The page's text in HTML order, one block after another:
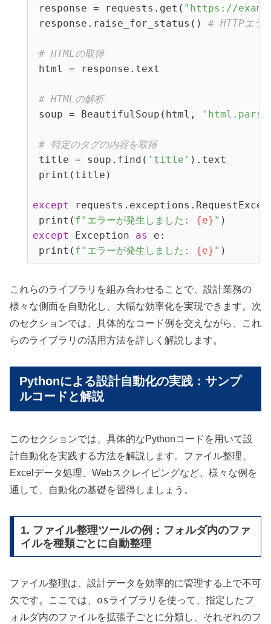
response = requests.get( "https://
response.raise_for_status() # HTTPエラ
# HTMLの取得
html = response.text
# HTMLの解析
soup = BeautifulSoup(html,
# 特定のタグの内容を取得
title = soup.find( 'title' ).text
print(title)
except
print( f"エラーが発生しました: {e} "
except
Exception as
e:
print( f"エラーが発生しました: {e} "
これらのライブラリを組み合わせることで、設計業務の
様々な側面を自動化し、大幅な効率化を実現できます。次
のセクションでは、具体的なコード例を交えながら、これ
らのライブラリの活用方法を詳しく解説します。
Pythonによる設計自動化の実践：サンプ
ルコードと解説
このセクションでは、具体的なPythonコードを用いて設
計自動化を実践する方法を解説します。ファイル整理、
Excelデータ処理、Webスクレイピングなど、様々な例を
通して、自動化の基礎を習得しましょう。
1. ファイル整理ツールの例：フォルダ内のファ
イルを種類ごとに自動整理
ファイル整理は、設計データを効率的に管理する上で不可
欠です。ここでは、 osライブラリを使って、指定したフ
ォルダ内のファイルを拡張子ごとに分類し、それぞれのフ